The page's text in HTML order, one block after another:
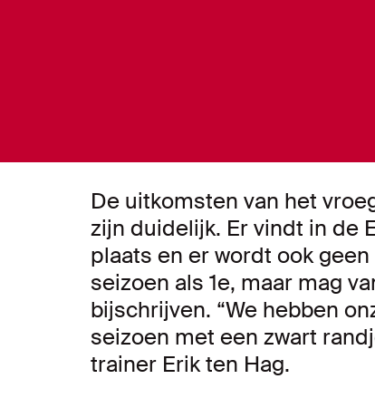
De uitkomsten van het
zijn duidelijk. Er vindt in de
plaats en er wordt ook
seizoen als 1e, maar mag
bijschrijven. “We hebben
seizoen met een zwart
trainer Erik ten Hag.